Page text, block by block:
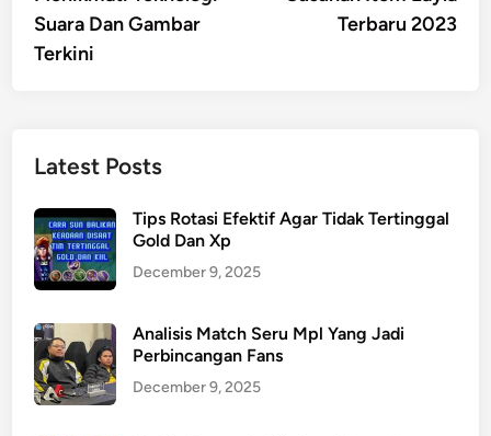
Suara Dan Gambar
Terkini
Terbaru 2023
Latest Posts
Tips Rotasi Efektif Agar Tidak Tertinggal
Gold Dan Xp
December 9, 2025
Analisis Match Seru Mpl Yang Jadi
Perbincangan Fans
December 9, 2025